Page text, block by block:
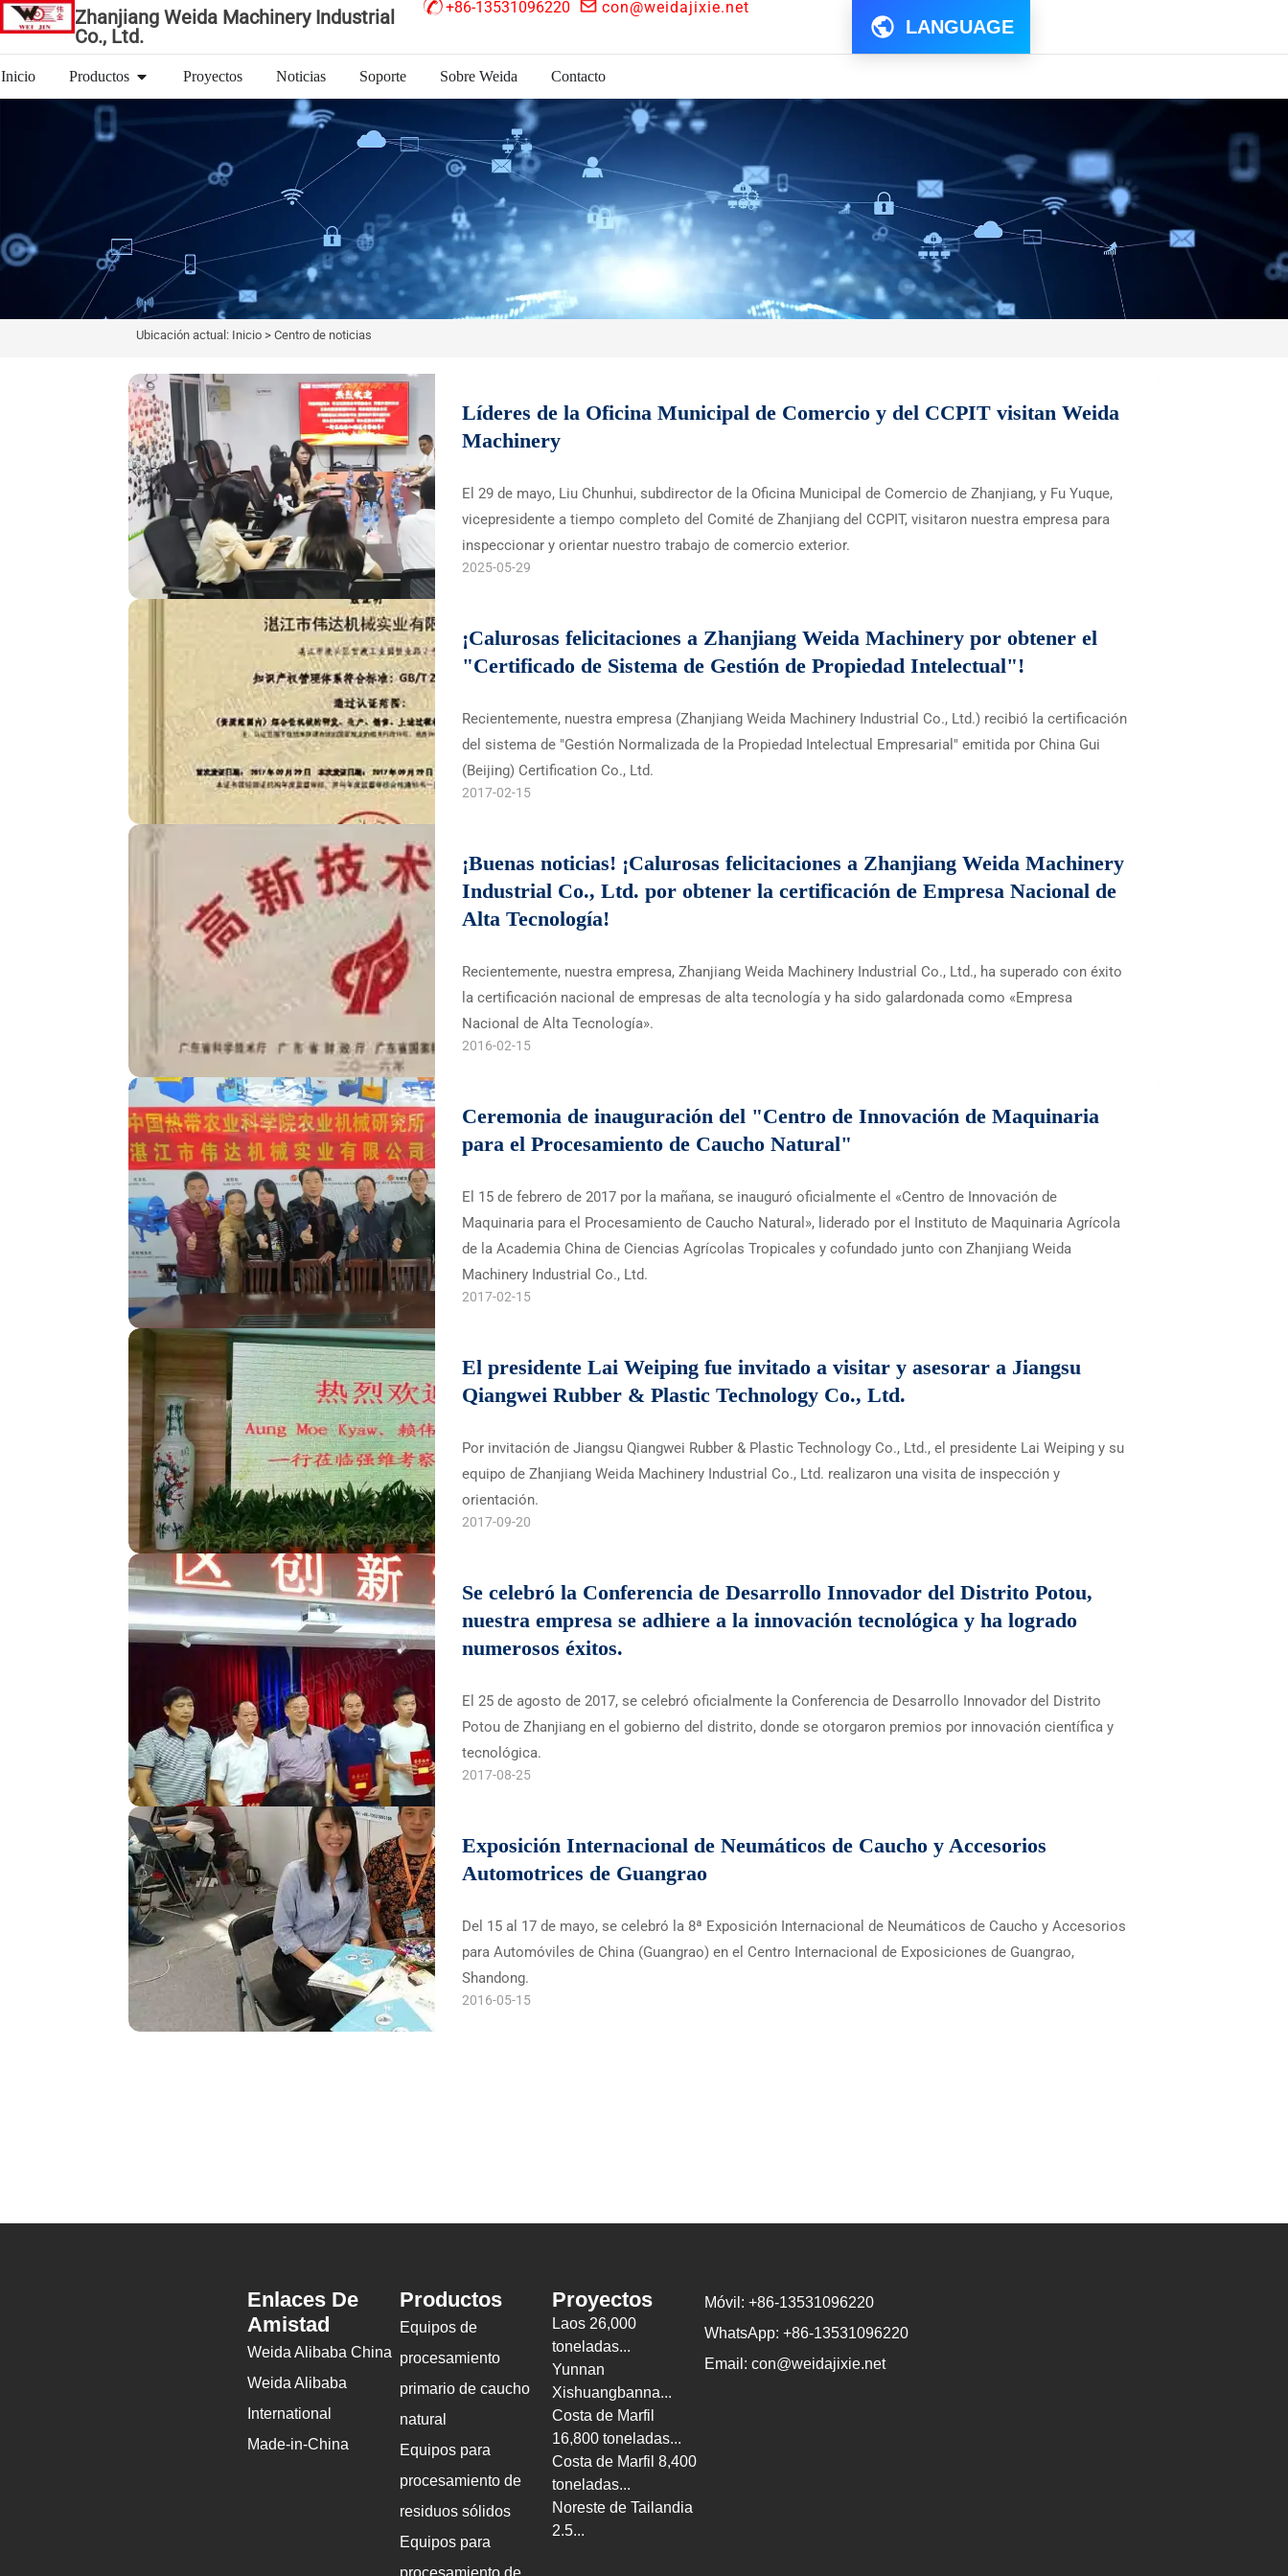
Zhanjiang Weida Machinery Industrial
Co., Ltd.
+86-13531096220 con@weidajixie.net
LANGUAGE
Inicio Productos Proyectos Noticias Soporte Sobre Weida Contacto
Ubicación actual: Inicio > Centro de noticias
Líderes de la Oficina Municipal de Comercio y del CCPIT visitan Weida
Machinery
El 29 de mayo, Liu Chunhui, subdirector de la Oficina Municipal de Comercio de Zhanjiang, y Fu Yuque,
vicepresidente a tiempo completo del Comité de Zhanjiang del CCPIT, visitaron nuestra empresa para
inspeccionar y orientar nuestro trabajo de comercio exterior.
2025-05-29
¡Calurosas felicitaciones a Zhanjiang Weida Machinery por obtener el
"Certificado de Sistema de Gestión de Propiedad Intelectual"!
Recientemente, nuestra empresa (Zhanjiang Weida Machinery Industrial Co., Ltd.) recibió la certificación
del sistema de "Gestión Normalizada de la Propiedad Intelectual Empresarial" emitida por China Gui
(Beijing) Certification Co., Ltd.
2017-02-15
¡Buenas noticias! ¡Calurosas felicitaciones a Zhanjiang Weida Machinery
Industrial Co., Ltd. por obtener la certificación de Empresa Nacional de
Alta Tecnología!
Recientemente, nuestra empresa, Zhanjiang Weida Machinery Industrial Co., Ltd., ha superado con éxito
la certificación nacional de empresas de alta tecnología y ha sido galardonada como «Empresa
Nacional de Alta Tecnología».
2016-02-15
Ceremonia de inauguración del "Centro de Innovación de Maquinaria
para el Procesamiento de Caucho Natural"
El 15 de febrero de 2017 por la mañana, se inauguró oficialmente el «Centro de Innovación de
Maquinaria para el Procesamiento de Caucho Natural», liderado por el Instituto de Maquinaria Agrícola
de la Academia China de Ciencias Agrícolas Tropicales y cofundado junto con Zhanjiang Weida
Machinery Industrial Co., Ltd.
2017-02-15
El presidente Lai Weiping fue invitado a visitar y asesorar a Jiangsu
Qiangwei Rubber & Plastic Technology Co., Ltd.
Por invitación de Jiangsu Qiangwei Rubber & Plastic Technology Co., Ltd., el presidente Lai Weiping y su
equipo de Zhanjiang Weida Machinery Industrial Co., Ltd. realizaron una visita de inspección y
orientación.
2017-09-20
Se celebró la Conferencia de Desarrollo Innovador del Distrito Potou,
nuestra empresa se adhiere a la innovación tecnológica y ha logrado
numerosos éxitos.
El 25 de agosto de 2017, se celebró oficialmente la Conferencia de Desarrollo Innovador del Distrito
Potou de Zhanjiang en el gobierno del distrito, donde se otorgaron premios por innovación científica y
tecnológica.
2017-08-25
Exposición Internacional de Neumáticos de Caucho y Accesorios
Automotrices de Guangrao
Del 15 al 17 de mayo, se celebró la 8ª Exposición Internacional de Neumáticos de Caucho y Accesorios
para Automóviles de China (Guangrao) en el Centro Internacional de Exposiciones de Guangrao,
Shandong.
2016-05-15
Enlaces De
Amistad
Weida Alibaba China
Weida Alibaba
International
Made-in-China
Productos
Equipos de
procesamiento
primario de caucho
natural
Equipos para
procesamiento de
residuos sólidos
Equipos para
Proyectos
Laos 26,000
toneladas...
Yunnan
Xishuangbanna...
Costa de Marfil
16,800 toneladas...
Costa de Marfil 8,400
toneladas...
Noreste de Tailandia
2.5...
Móvil: +86-13531096220
WhatsApp: +86-13531096220
Email: con@weidajixie.net